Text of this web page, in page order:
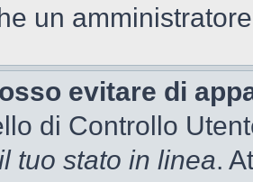
un
evitare di
di Controllo
tuo stato in linea.